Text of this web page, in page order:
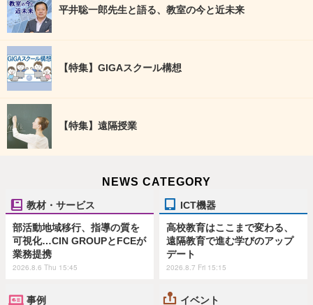
平井聡一郎先生と語る、教室の今と近未来
【特集】GIGAスクール構想
【特集】遠隔授業
NEWS CATEGORY
教材・サービス
部活動地域移行、指導の質を
可視化…CIN GROUPとFCEが
業務提携
2026.8.6 Thu 15:45
ICT機器
高校教育はここまで変わる、
遠隔教育で進む学びのアップ
デート
2026.8.7 Fri 15:15
事例 イベント